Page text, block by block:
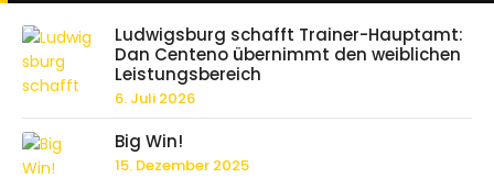
Ludwigsburg schafft Trainer-Hauptamt:
Dan Centeno übernimmt den weiblichen
Leistungsbereich
6. Juli 2026
Big Win!
15. Dezember 2025